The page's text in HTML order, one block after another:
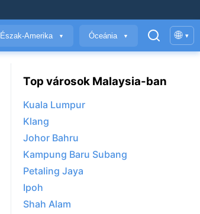
Észak-Amerika ▼ Óceánia ▼ 🌐 ▾
Top városok Malaysia-ban
Kuala Lumpur
Klang
Johor Bahru
Kampung Baru Subang
Petaling Jaya
Ipoh
Shah Alam